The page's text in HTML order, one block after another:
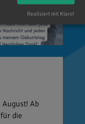
August! Ab
die
Realisiert mit Klaro!